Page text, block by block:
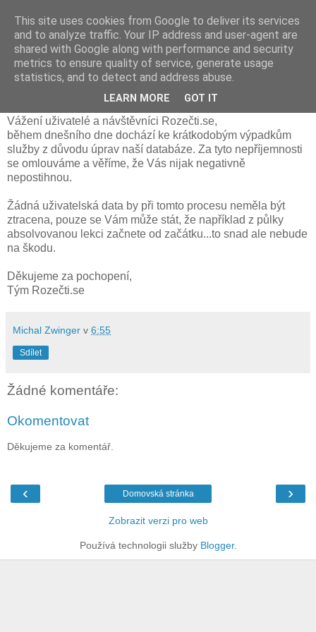
středa 13. června 2012
Úpravy systému a databáze ve středu
13.6. - krátkodobé výpadky
Vážení uživatelé a návštěvníci Rozečti.se,
během dnešního dne dochází ke krátkodobým výpadkům
služby z důvodu úprav naší databáze. Za tyto nepříjemnosti
se omlouváme a věříme, že Vás nijak negativně
nepostihnou.
Žádná uživatelská data by při tomto procesu neměla být
ztracena, pouze se Vám může stát, že například z půlky
absolvovanou lekci začnete od začátku...to snad ale nebude
na škodu.
Děkujeme za pochopení,
Tým Rozečti.se
Michal Zwinger v 6:55
Sdílet
Žádné komentáře:
Okomentovat
Děkujeme za komentář.
‹ ›
Domovská stránka
Zobrazit verzi pro web
Používá technologii služby Blogger.
This site uses cookies from Google to deliver its services
and to analyze traffic. Your IP address and user-agent are
shared with Google along with performance and security
metrics to ensure quality of service, generate usage
statistics, and to detect and address abuse.
LEARN MORE GOT IT